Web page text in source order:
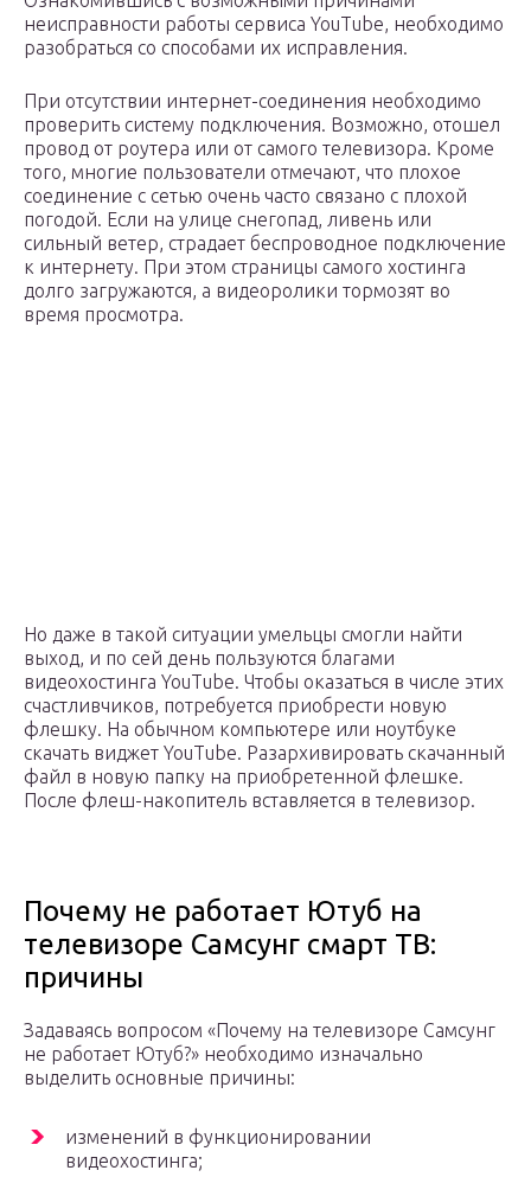
неисправности работы сервиса YouTube, необходимо
разобраться со способами их исправления.
При отсутствии интернет-соединения необходимо
проверить систему подключения. Возможно, отошел
провод от роутера или от самого телевизора. Кроме
того, многие пользователи отмечают, что плохое
соединение с сетью очень часто связано с плохой
погодой. Если на улице снегопад, ливень или
сильный ветер, страдает беспроводное подключение
к интернету. При этом страницы самого хостинга
долго загружаются, а видеоролики тормозят во
время просмотра.
Но даже в такой ситуации умельцы смогли найти
выход, и по сей день пользуются благами
видеохостинга YouTube. Чтобы оказаться в числе этих
счастливчиков, потребуется приобрести новую
флешку. На обычном компьютере или ноутбуке
скачать виджет YouTube. Разархивировать скачанный
файл в новую папку на приобретенной флешке.
После флеш-накопитель вставляется в телевизор.
Почему не работает Ютуб на
телевизоре Самсунг смарт ТВ:
причины
Задаваясь вопросом «Почему на телевизоре Самсунг
не работает Ютуб?» необходимо изначально
выделить основные причины:
изменений в функционировании
видеохостинга;